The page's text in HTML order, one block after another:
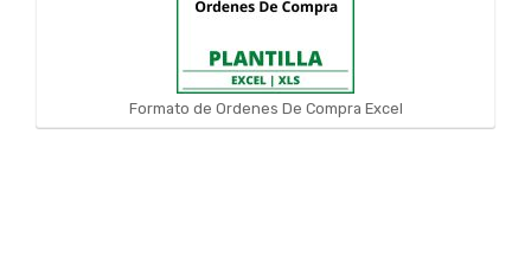
Formato de Ordenes De Compra Excel